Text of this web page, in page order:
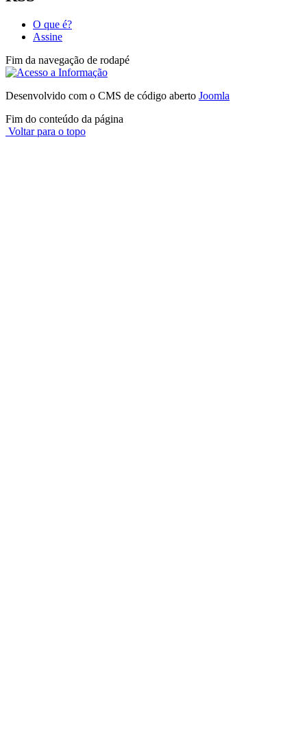
O que é?
Assine
Fim da navegação de rodapé
Desenvolvido com o CMS de código aberto Joomla
Fim do conteúdo da página
Voltar para o topo